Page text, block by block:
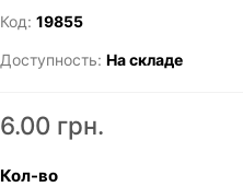
Код: 19855
Доступность: На складе
6.00 грн.
Кол-во